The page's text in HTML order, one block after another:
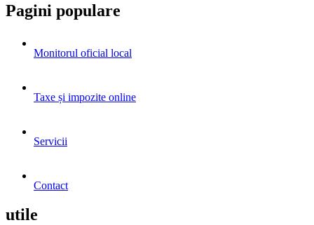
Pagini populare
Monitorul oficial local
Taxe și impozite online
Servicii
Contact
utile